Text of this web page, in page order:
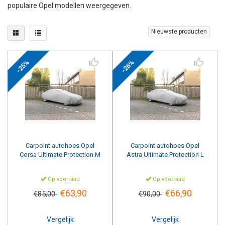
populaire Opel modellen weergegeven.
Nieuwste producten
-25%
Carpoint autohoes Opel
Corsa Ultimate Protection M
Op voorraad
€85,00 €63,90
Vergelijk
-26%
Carpoint autohoes Opel
Astra Ultimate Protection L
Op voorraad
€90,00 €66,90
Vergelijk